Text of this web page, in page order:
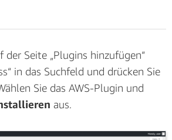
Seite „Berechtigungsrichtlinien
den Text
ein, aktivieren Sie das
Weiter: Prüfen.
der Seite „Plugins hinzufügen“
in das Suchfeld und drücken Sie
Sie das AWS-Plugin und
aus.